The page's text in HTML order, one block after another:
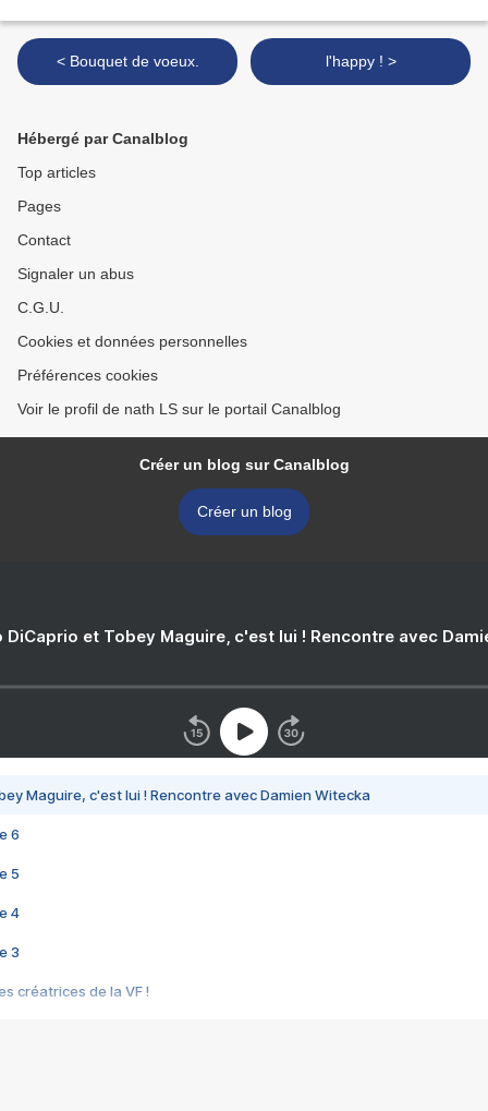
< Bouquet de voeux. l'happy ! >
Hébergé par Canalblog
Top articles
Pages
Contact
Signaler un abus
C.G.U.
Cookies et données personnelles
Préférences cookies
Voir le profil de nath LS sur le portail Canalblog
Créer un blog sur Canalblog
Créer un blog
DiCaprio et Tobey Maguire, c'est lui ! Rencontre avec
Maguire, c'est lui ! Rencontre avec Damien Witecka
6
5
4
3
créatrices de la VF !